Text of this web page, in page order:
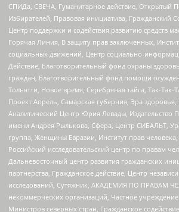
СПИДа, СВЕЧА, Гуманитарное действие, Открытый
Избирателей, Правовая инициатива, Гражданский
Центр поддержки и содействия развитию средств
Горячая Линия, В защиту прав заключенных,
социальных движений, Центр социально-
Действие, Благотворительный фонд охраны
граждан, Благотворительный фонд помощи
Тольятти, Новое время, Серебряная тайга, Так-Так-
Проект Апрель, Самарская губерния, Эра
Аналитический Центр Юрия Левады, Издательство
имени Андрея Рылькова, Сфера, Центр СИБАЛЬТ,
группа, Женщины Евразии, Институт прав
Российский исследовательский центр по правам
Дальневосточный центр развития гражданских
партнерства, Гражданское действие, Центр
исследований, Сутяжник, АКАДЕМИЯ ПО ПРАВАМ
некоммерческих организаций, Частное
Министров северных стран, Гражданское